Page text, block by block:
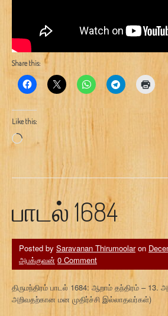
Share this:
Like this:
Loading…
பாடல் 1684
Posted by Saravanan Thirumoolaron
அபக்குவன் 0 Comment
திருமந்திரம் பாடல் 1684: ஆறாம் தந்திரம் –
அறிவதற்கான மன முதிர்ச்சி இல்லாதவர்கள்)